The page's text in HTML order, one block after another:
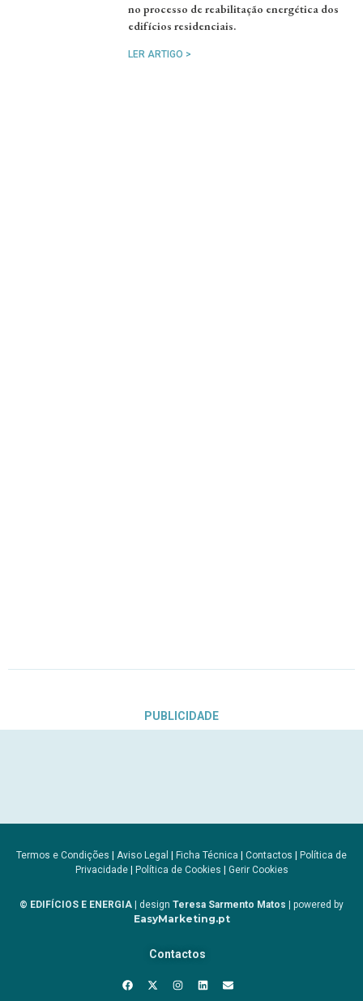
no processo de reabilitação energética dos
edifícios residenciais.
LER ARTIGO >
PUBLICIDADE
Termos e Condições Aviso Legal Ficha Técnica Contactos
Política de
Privacidade| Política de Cookies Gerir Cookies
© EDIFÍCIOS E ENERGIA | design Teresa Sarmento Matos | powered by
EasyMarketing.pt
Contactos